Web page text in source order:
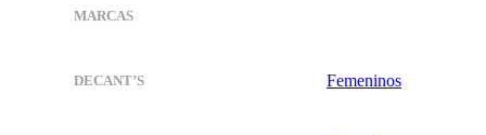
MARCAS
DECANT’S Femeninos